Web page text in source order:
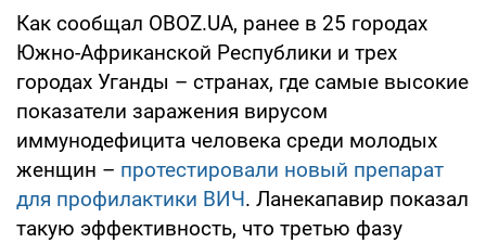
Как сообщал OBOZ.UA, ранее в 25 городах
Южно-Африканской Республики и трех
городах Уганды – странах, где самые высокие
показатели заражения вирусом
иммунодефицита человека среди молодых
женщин – протестировали новый препарат
для профилактики ВИЧ. Ланекапавир показал
такую эффективность, что третью фазу